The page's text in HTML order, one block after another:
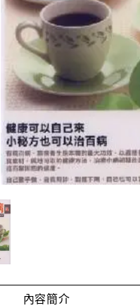
內容簡介